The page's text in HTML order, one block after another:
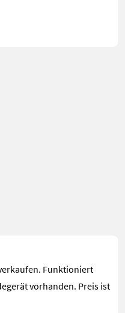
Funktioniert
vorhanden. Preis ist